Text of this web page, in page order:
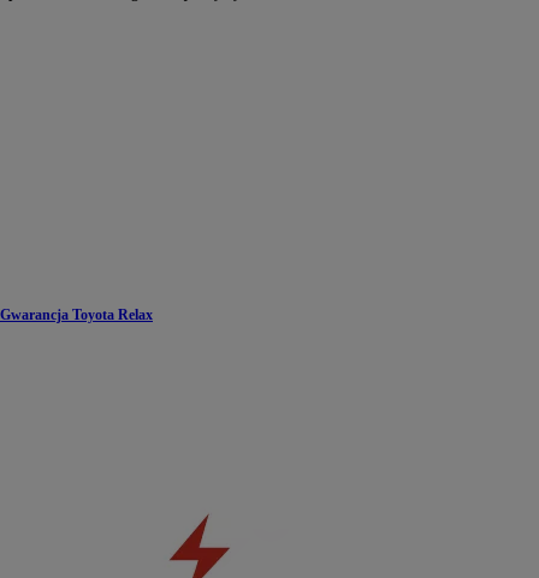
Gwarancja Toyota Relax